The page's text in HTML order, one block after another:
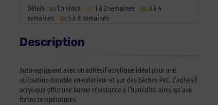
Délais : En stock 1 à 2 semaines
3 à 4
semaines
5 à 8 semaines
Description
Auto-agrippant avec un adhésif acrylique idéal pour une
utilisation durable en extérieur et sur des bâches PVC. L’adhésif
acrylique offre une bonne résistance à l’humidité ainsi qu’aux
fortes températures.